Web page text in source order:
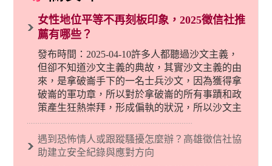
女性地位平等不再刻板印象，2025徵信社推
薦有哪些？
發布時間：2025-04-10許多人都聽過沙文主義，
但卻不知道沙文主義的典故，其實沙文主義的由
來，是拿破崙手下的一名士兵沙文，因為獲得拿
破崙的軍功章，所以對於拿破崙的所有事蹟和政
策產生狂熱崇拜，形成偏執的狀況，所以沙文主
義後來就被拿來暗指偏見和歧視，而且有沙文主
義傾向的人，通常對於自己的國家和民族有超強
烈的卓越感，因而瞧不起其他國家的人，所以沙
遇到恐怖情人或跟蹤騷擾怎麼辦？高雄徵信社協
助建立安全紀錄與應對方向